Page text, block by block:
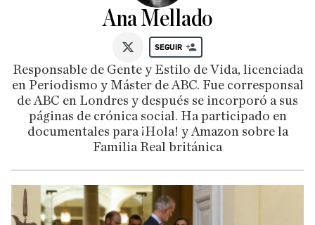
Ana Mellado
@AnaMellado
SEGUIR
Responsable de Gente y Estilo de Vida, licenciada
en Periodismo y Máster de ABC. Fue corresponsal
de ABC en Londres y después se incorporó a sus
páginas de crónica social. Ha participado en
documentales para ¡Hola! y Amazon sobre la
Familia Real británica